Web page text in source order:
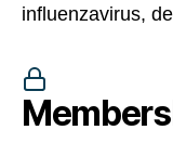
influenzavirus,